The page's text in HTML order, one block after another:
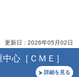
更新日 : 2026年05月02日
心［ＣＭＥ］
詳細を見る